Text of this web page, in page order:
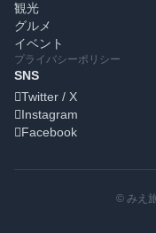
観光
グルメ
イベント
プライバシーポリシー
SNS
Twitter / X
Instagram
Facebook
© みえ